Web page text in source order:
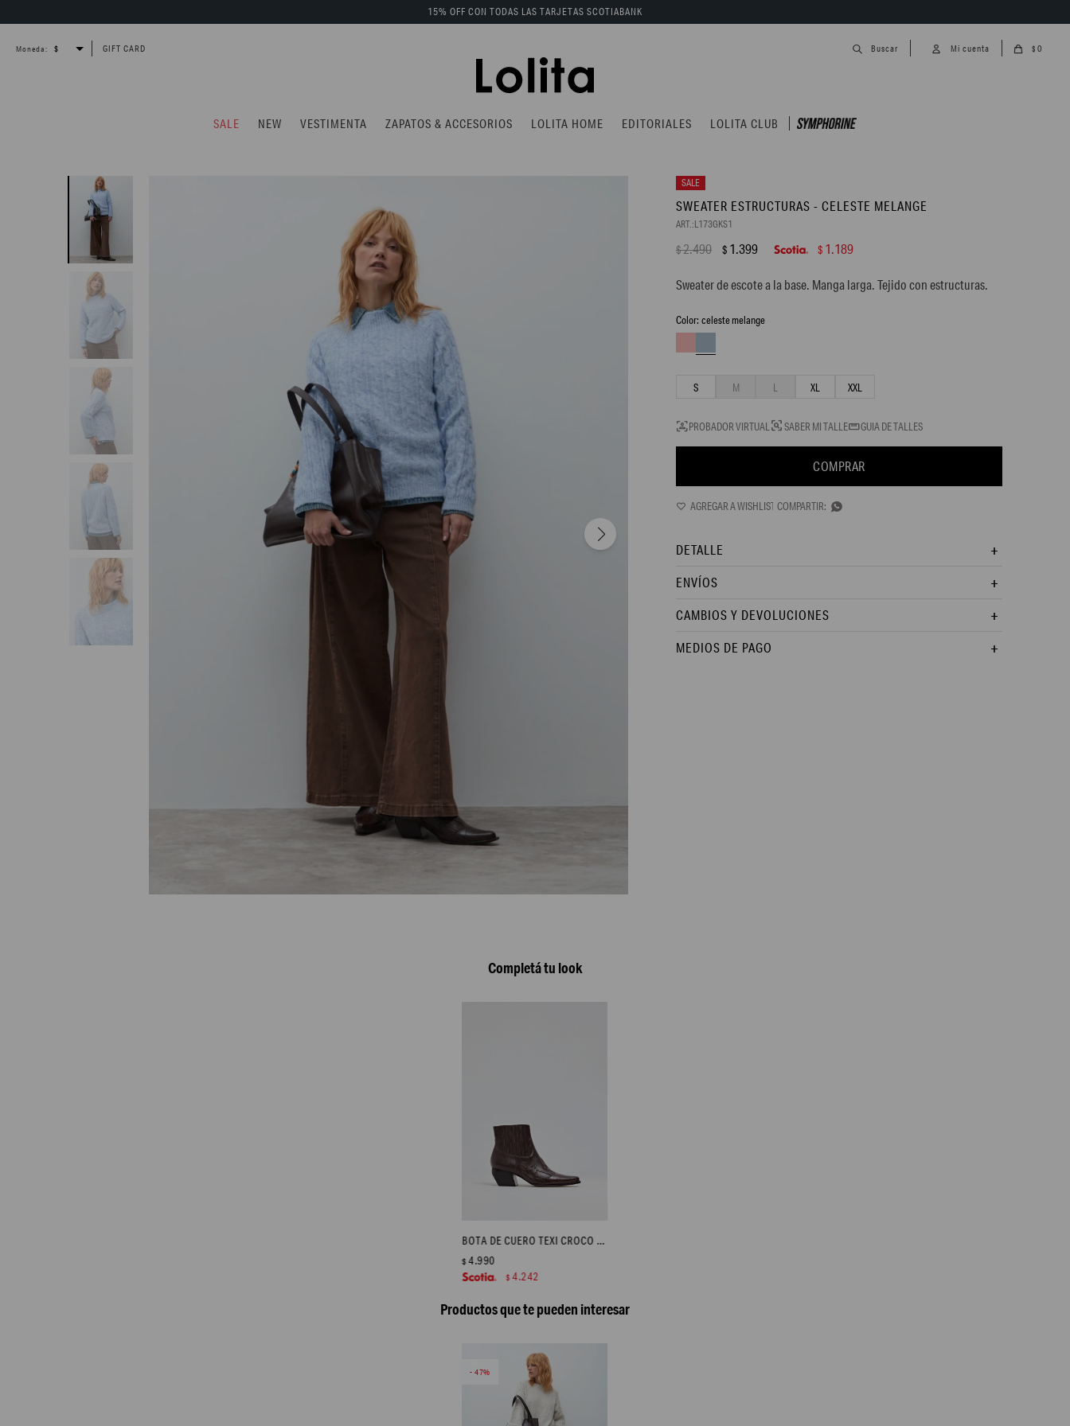
SALE NEW VESTIMENTA ZAPATOS & ACCESORIOS LOLITA HOME EDITORIALES LOLITA CLUB
$ 0
15% OFF CON TODAS LAS TARJETAS SCOTIABANK
Moneda: GIFT CARD
SWEATER ESTRUCTURAS - CELESTE MELANGE
L173GKS1
$2.490 $ 1.399 $ 1.189
Sweater de escote a la base. Manga larga. Tejido con estructuras.
celeste melange
S M L XL XXL
PROBADOR VIRTUAL SABER MI TALLE GUIA DE TALLES
COMPRAR

DETALLE
ENVÍOS
CAMBIOS Y DEVOLUCIONES
MEDIOS DE PAGO
Completá tu look
BOTA DE CUERO TEXI CROCO - CHOCOLATE
$4.990
$4.242
Productos que te pueden interesar
47